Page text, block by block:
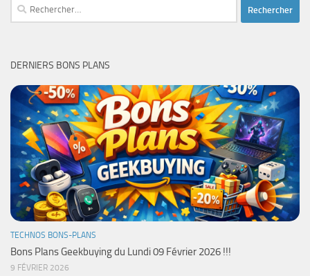
Rechercher :
DERNIERS BONS PLANS
TECHNOS BONS-PLANS
Bons Plans Geekbuying du Lundi 09 Février 2026 !!!
9 FÉVRIER 2026